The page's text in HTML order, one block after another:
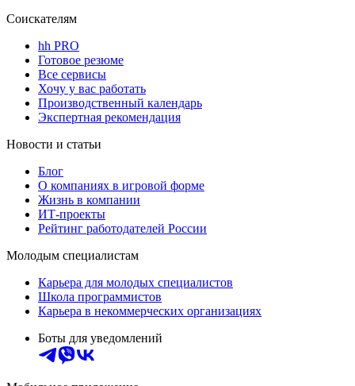
Соискателям
hh PRO
Готовое резюме
Все сервисы
Хочу у вас работать
Производственный календарь
Экспертная рекомендация
Новости и статьи
Блог
О компаниях в игровой форме
Жизнь в компании
ИТ-проекты
Рейтинг работодателей России
Молодым специалистам
Карьера для молодых специалистов
Школа программистов
Карьера в некоммерческих организациях
Боты для уведомлений